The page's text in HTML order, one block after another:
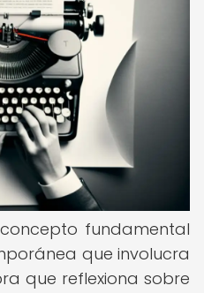
fundamental
que involucra
que reflexiona sobre